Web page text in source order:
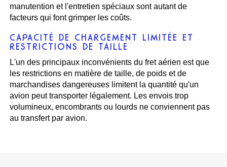
manutention et l'entretien spéciaux sont autant de
facteurs qui font grimper les coûts.
CAPACITÉ DE CHARGEMENT LIMITÉE ET
RESTRICTIONS DE TAILLE
L'un des principaux inconvénients du fret aérien est que
les restrictions en matière de taille, de poids et de
marchandises dangereuses limitent la quantité qu'un
avion peut transporter légalement. Les envois trop
volumineux, encombrants ou lourds ne conviennent pas
au transfert par avion.